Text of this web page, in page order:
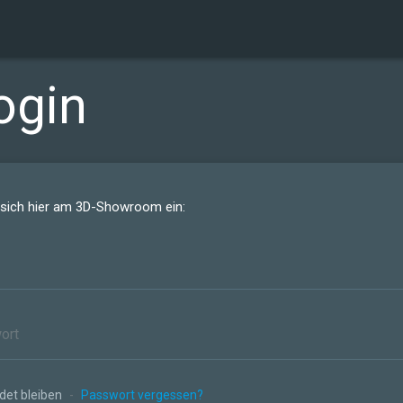
hier am 3D-Showroom ein:
bleiben - Passwort vergessen?